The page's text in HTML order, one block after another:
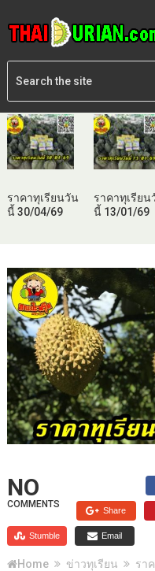
ราคาทุเรียนวัน
นี้ 30/04/69
ราคาทุเรียน
นี้ 13/01/69
NO
COMMENTS
Share
Stumble Email
Home ข่าวทุเรียน รา